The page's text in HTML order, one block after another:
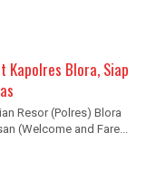
Kapolres Blora, Siap
Resor (Polres) Blora
(Welcome and Fare...